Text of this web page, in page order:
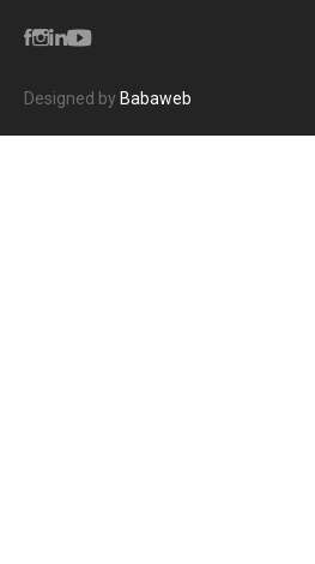
Designed by Babaweb